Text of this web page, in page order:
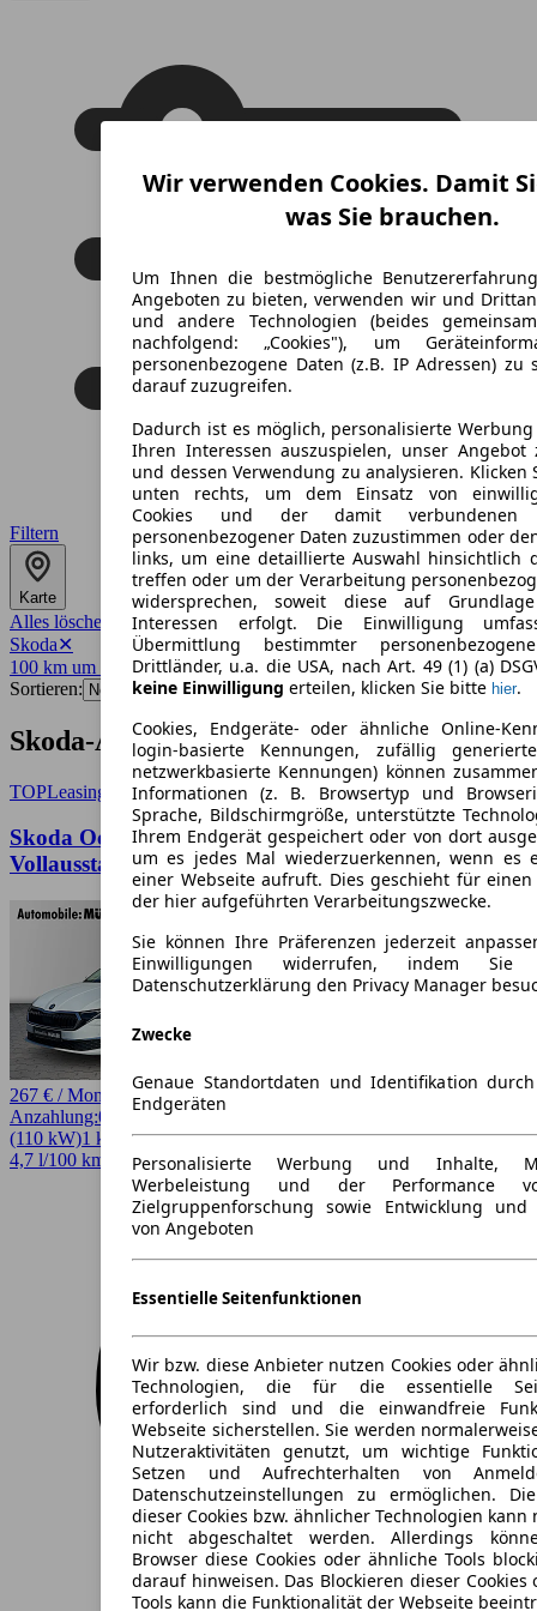
Wir verwenden Cookies. Damit
was Sie brauchen.
Um Ihnen die bestmögliche
Angeboten zu bieten, verwenden wir und
und andere Technologien (beides
nachfolgend: „Cookies"), um
personenbezogene Daten (z.B. IP Adressen) zu
darauf zuzugreifen.
Dadurch ist es möglich, personalisierte
Ihren Interessen auszuspielen, unser Angebot
und dessen Verwendung zu analysieren. Klicken
unten rechts, um dem Einsatz von
Cookies und der damit verbundenen
personenbezogener Daten zuzustimmen oder
links, um eine detaillierte Auswahl hinsichtlich
treffen oder um der Verarbeitung
widersprechen, soweit diese auf
Interessen erfolgt. Die Einwilligung
Übermittlung bestimmter
Drittländer, u.a. die USA, nach Art. 49 (1) (a)
keine Einwilligung erteilen, klicken Sie bitte hier.
Cookies, Endgeräte- oder ähnliche Online-
login-basierte Kennungen, zufällig
netzwerkbasierte Kennungen) können
Informationen (z. B. Browsertyp und
Sprache, Bildschirmgröße, unterstützte
Ihrem Endgerät gespeichert oder von dort
um es jedes Mal wiederzuerkennen, wenn es
einer Webseite aufruft. Dies geschieht für
der hier aufgeführten Verarbeitungszwecke.
Sie können Ihre Präferenzen jederzeit
Einwilligungen widerrufen, indem
Datenschutzerklärung den Privacy Manager
Zwecke
Genaue Standortdaten und Identifikation
Endgeräten
Personalisierte Werbung und Inhalte,
Werbeleistung und der Performance
Zielgruppenforschung sowie Entwicklung und
von Angeboten
Essentielle Seitenfunktionen
Wir bzw. diese Anbieter nutzen Cookies oder
Technologien, die für die essentielle
erforderlich sind und die einwandfreie
Webseite sicherstellen. Sie werden
Nutzeraktivitäten genutzt, um wichtige
Setzen und Aufrechterhalten von
Datenschutzeinstellungen zu ermöglichen.
dieser Cookies bzw. ähnlicher Technologien kann
nicht abgeschaltet werden. Allerdings
Browser diese Cookies oder ähnliche Tools
darauf hinweisen. Das Blockieren dieser
Tools kann die Funktionalität der Webseite
Filtern
Karte
Alles löschen
Skoda✕
100 km um 1067✕
Sortieren:
Skoda-Angebote in Dresden
TOPLeasing
Skoda Octavia Combi Selection 2.0 TDI DSG –
Vollausstattung & Top-Leasingrate!
267 € / Monat
Anzahlung:0,00 €Laufzeit:24 Monate
(110 kW)1 km EZ 08/2026AutomatikKombi4 Türen
4,7 l/100 km (komb.)* · 129 g/km CO2* · CO2-Klasse D